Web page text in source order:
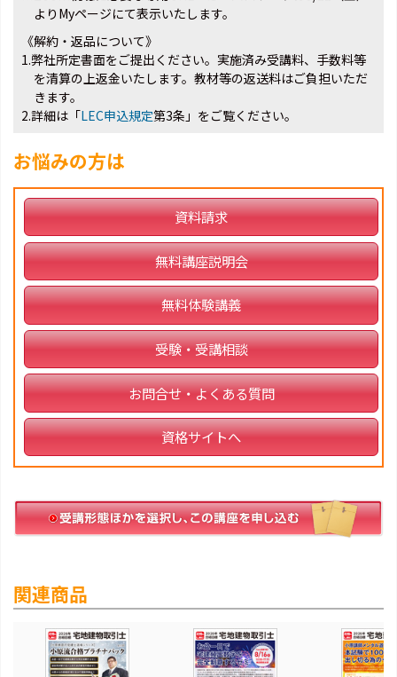
よりMyページにて表示いたします。
《解約・返品について》
1.弊社所定書面をご提出ください。実施済み受講料、手数料等
を清算の上返金いたします。教材等の返送料はご負担いただ
きます。
2.詳細は「LEC申込規定第3条」をご覧ください。
お悩みの方は
資料請求
無料講座説明会
無料体験講義
受験・受講相談
お問合せ・よくある質問
資格サイトへ
関連商品